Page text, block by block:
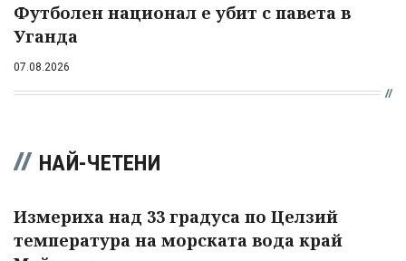
Футболен национал е убит с павета в
Уганда
07.08.2026
НАЙ-ЧЕТЕНИ
Измериха над 33 градуса по Целзий
температура на морската вода край